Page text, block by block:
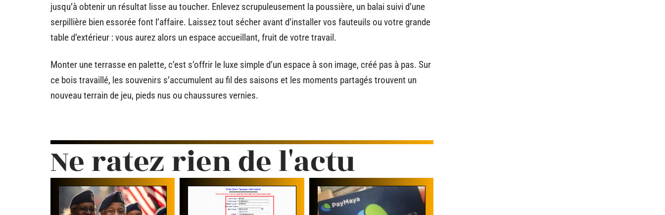
jusqu’à obtenir un résultat lisse au toucher. Enlevez scrupuleusement la poussière, un balai suivi d’une
serpillière bien essorée font l’affaire. Laissez tout sécher avant d’installer vos fauteuils ou votre grande
table d’extérieur : vous aurez alors un espace accueillant, fruit de votre travail.
Monter une terrasse en palette, c’est s’offrir le luxe simple d’un espace à son image, créé pas à pas. Sur
ce bois travaillé, les souvenirs s’accumulent au fil des saisons et les moments partagés trouvent un
nouveau terrain de jeu, pieds nus ou chaussures vernies.
Ne ratez rien de l'actu